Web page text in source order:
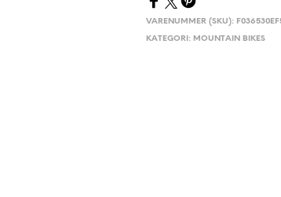
VARENUMMER (SKU):
KATEGORI: MOUNTAIN BIKES